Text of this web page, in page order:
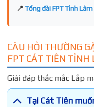
📍 Tổng đài FPT Tỉnh
CÂU HỎI THƯỜNG
FPT CÁT TIÊN TỈNH
Giải đáp thắc mắc Lắp
Tại Cát Tiên